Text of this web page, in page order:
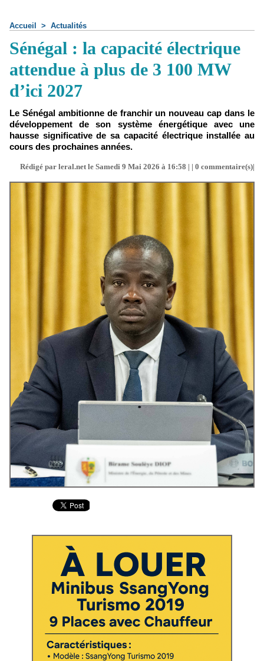
Accueil > Actualités
Sénégal : la capacité électrique
attendue à plus de 3 100 MW
d’ici 2027
Le Sénégal ambitionne de franchir un nouveau cap dans le
développement de son système énergétique avec une
hausse significative de sa capacité électrique installée au
cours des prochaines années.
Rédigé par leral.net le Samedi 9 Mai 2026 à 16:58 | | 0 commentaire(s)|